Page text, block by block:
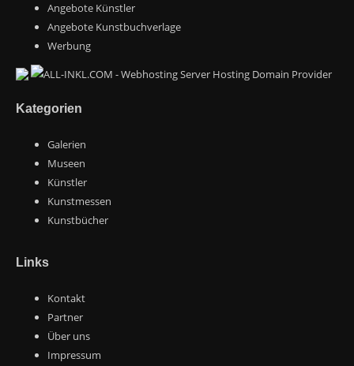
Angebote Künstler
Angebote Kunstbuchverlage
Werbung
Kategorien
Galerien
Museen
Künstler
Kunstmessen
Kunstbücher
Links
Kontakt
Partner
Über uns
Impressum